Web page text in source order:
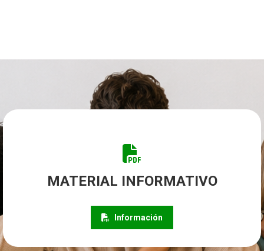
MATERIAL INFORMATIVO
Información